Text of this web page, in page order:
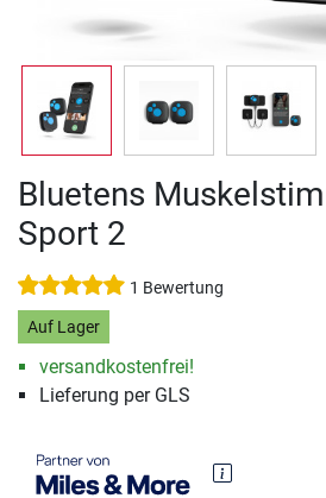
Bluetens
Sport 2
1 Bewertung
Auf Lager
versandkostenfrei!
Lieferung per GLS